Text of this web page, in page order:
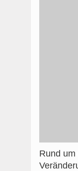
Rund